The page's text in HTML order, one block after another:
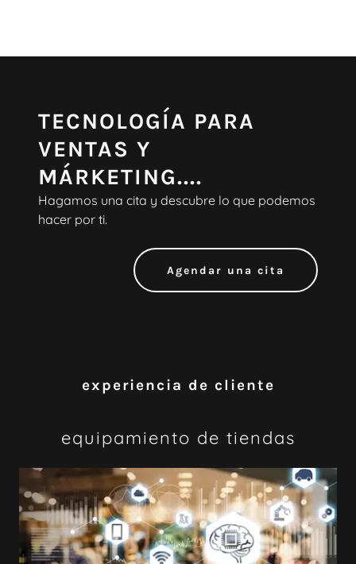
TECNOLOGÍA PARA
VENTAS Y
MÁRKETING....
Hagamos una cita y descubre lo que podemos
hacer por ti.
Agendar una cita
experiencia de cliente
equipamiento de tiendas